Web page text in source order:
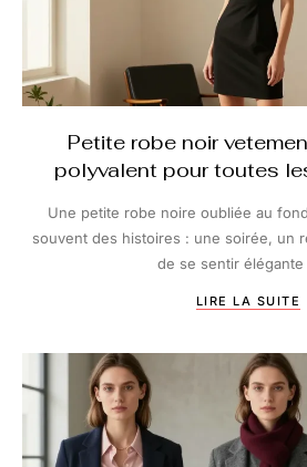
Petite robe noir
polyvalent pour toutes
Une petite robe noire oubliée au
souvent des histoires : une soirée, un
de se sentir élégante
LIRE LA SUITE